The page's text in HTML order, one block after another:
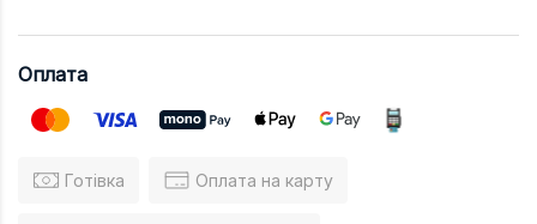
Оплата
Готівка Оплата на карту